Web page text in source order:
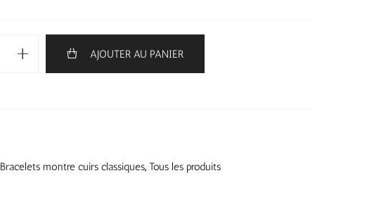
AJOUTER AU PANIER
Bracelets montre cuirs classiques, Tous les produits